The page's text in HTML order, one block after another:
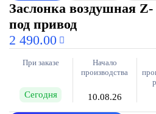
Заслонка воздушная
под привод
2 490.00
При заказе
Сегодня
Начало
производства
10.08.26